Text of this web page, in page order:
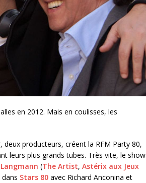
en 2012. Mais en coulisses, les
deux producteurs, créent la RFM Party 80,
leurs plus grands tubes. Très vite, le show
(The Artist, Astérix aux Jeux
dans Stars 80 avec Richard Anconina et